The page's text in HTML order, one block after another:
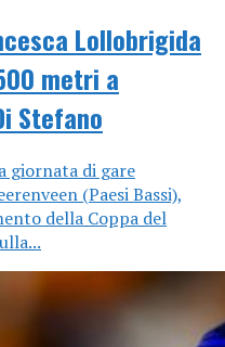
Lollobrigida
metri a
Stefano
giornata di gare
(Paesi Bassi),
della Coppa del